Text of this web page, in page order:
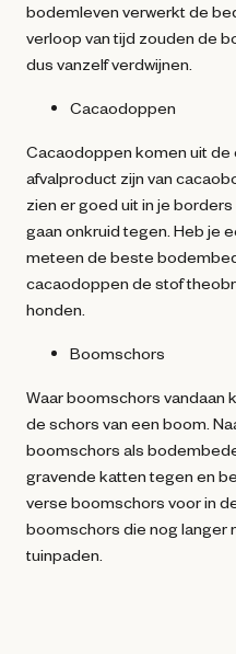
bodemleven verwerkt de
verloop van tijd zouden de
dus vanzelf verdwijnen.
Cacaodoppen
Cacaodoppen komen uit de
afvalproduct zijn van
zien er goed uit in je
gaan onkruid tegen. Heb je
meteen de beste
cacaodoppen de stof
honden.
Boomschors
Waar boomschors vandaan
de schors van een boom.
boomschors als
gravende katten tegen en
verse boomschors voor in
boomschors die nog langer
tuinpaden.